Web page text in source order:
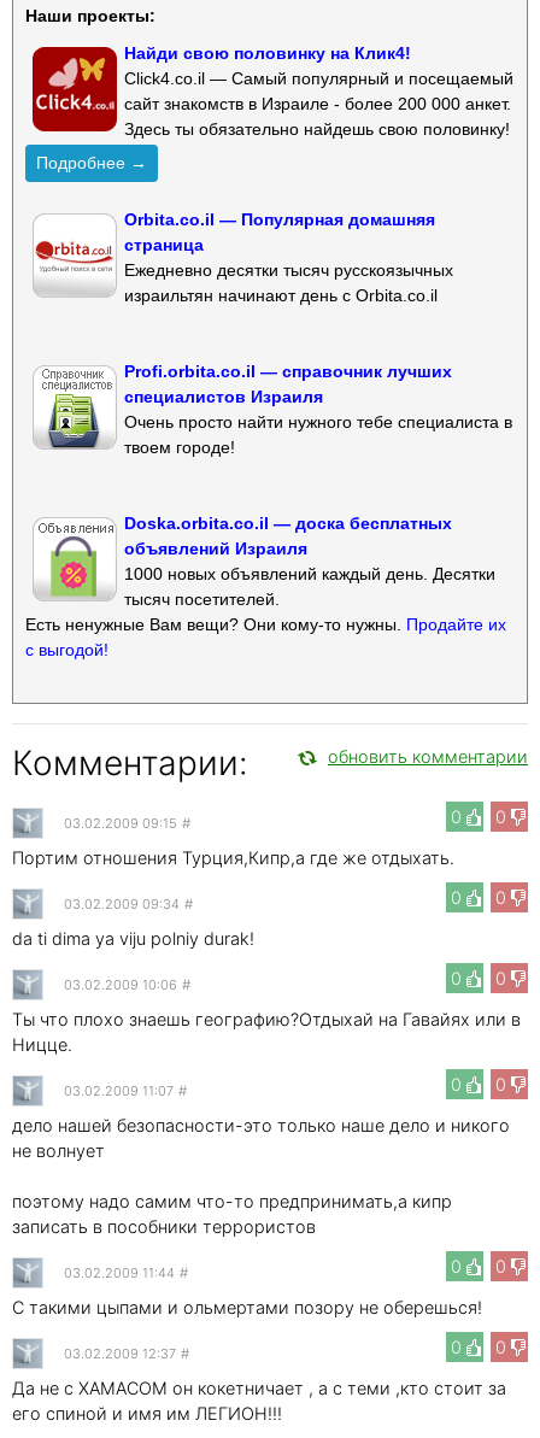
Наши проекты:
Найди свою половинку на Клик4!
Click4.co.il — Самый популярный и посещаемый
сайт знакомств в Израиле - более 200 000 анкет.
Здесь ты обязательно найдешь свою половинку!
Подробнее →
Orbita.co.il — Популярная домашняя
страница
Ежедневно десятки тысяч русскоязычных
израильтян начинают день с Orbita.co.il
Profi.orbita.co.il — справочник лучших
специалистов Израиля
Очень просто найти нужного тебе специалиста в
твоем городе!
Doska.orbita.co.il — доска бесплатных
объявлений Израиля
1000 новых объявлений каждый день. Десятки
тысяч посетителей.
Есть ненужные Вам вещи? Они кому-то нужны. Продайте их
с выгодой!
Комментарии: обновить комментарии
0 0
03.02.2009 09:15 #
Портим отношения Турция,Кипр,а где же отдыхать.
0
0
03.02.2009 09:34 #
da ti dima ya viju polniy durak!
0
0
03.02.2009 10:06 #
Ты что плохо знаешь географию?Отдыхай на Гавайях или в
Ницце.
0
0
03.02.2009 11:07 #
дело нашей безопасности-это только наше дело и никого
не волнует
поэтому надо самим что-то предпринимать,а кипр
записать в пособники террористов
0
0
03.02.2009 11:44 #
С такими цыпами и ольмертами позору не оберешься!
0
0
03.02.2009 12:37 #
Да не с ХАМАСОМ он кокетничает , а с теми ,кто стоит за
его спиной и имя им ЛЕГИОН!!!